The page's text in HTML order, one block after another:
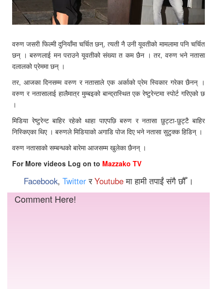
वरुण जसरी फिल्मी दुनियाँमा चर्चित छन्, त्यती नै उनी यूवतीको मामलामा पनि चर्चित
छन् । बरुणलाई मन पराउने यूवतीको संख्या त कम छैन । तर, वरुण भने नतासा
दलालको प्रेममा छन् ।
तर, आजका दिनसम्म वरुण र नतासाले एक अर्काको प्रेम स्विकार गरेका छैनन् ।
वरुण र नतासालाई हालैमात्र मुम्बइको बान्द्रास्थित एक रेष्टुरेन्टमा स्पोर्ट गरिएको छ
।
मिडिया रेष्टुरेन्ट बाहिर रहेको थाहा पाएपछि बरुण र नतासा छुट्टा-छुट्टै बाहिर
निस्किएका थिए । बरुणले मिडियाको अगाडि पोज दिए भने नतासा सुटुक्क हिडिन् ।
वरुण नतासाको सम्बन्धको बारेमा आजसम्म खुलेका छैनन् ।
For More videos Log on to Mazzako TV
Facebook, TwitterरYoutubeमा हामी तपाईं संगै छौँ ।
Comment Here!